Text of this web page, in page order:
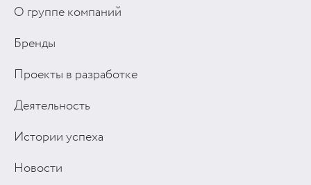
О группе компаний
Бренды
Проекты в разработке
Деятельность
Истории успеха
Новости